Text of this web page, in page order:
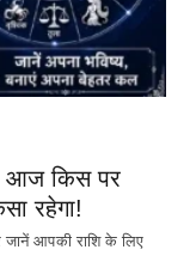
आज किस पर
रहेगा!
आपकी राशि के लिए